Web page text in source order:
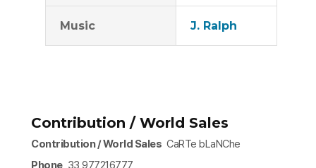
Music J. Ralph
Contribution / World Sales
Contribution / World Sales CaRTe bLaNChe
Phone33 977216777